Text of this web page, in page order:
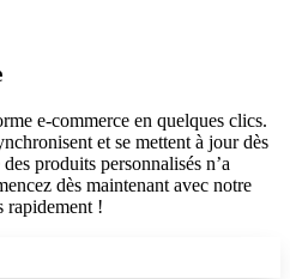
e-commerce en quelques clics.
et se mettent à jour dès
produits personnalisés n’a
dès maintenant avec notre
rapidement !